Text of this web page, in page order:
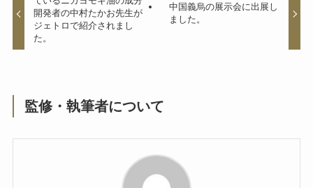
開発者の中村たかお先生が
ジェトロで紹介されまし
た。
中国義烏の展示会に出展し
ました。
監修・執筆者について